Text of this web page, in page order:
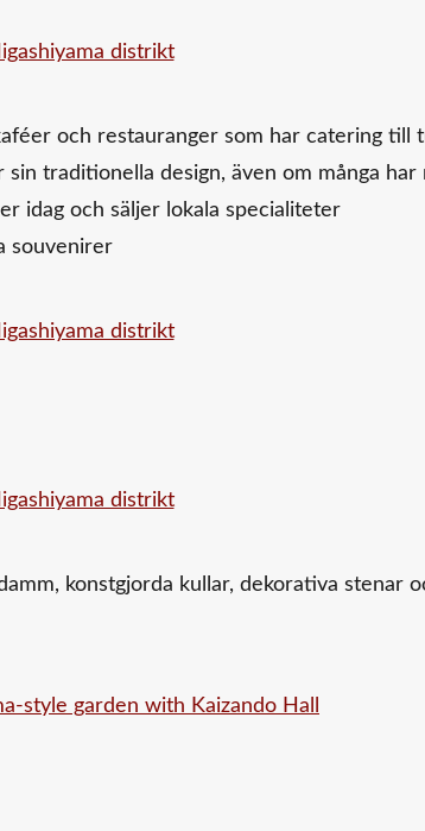
och restauranger som har catering till
traditionella design, även om många har
idag och säljer lokala specialiteter
souvenirer
konstgjorda kullar, dekorativa stenar